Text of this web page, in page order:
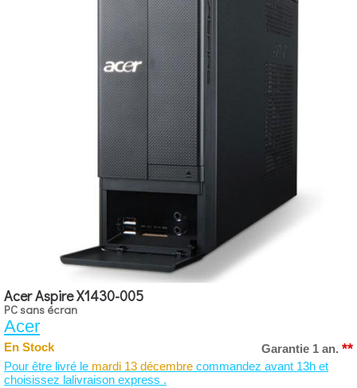
Acer Aspire X1430-005
PC sans écran
Acer
En Stock Garantie 1 an. **
Pour être livré le mardi 13 décembre commandez avant 13h et
choisissez lalivraison express .